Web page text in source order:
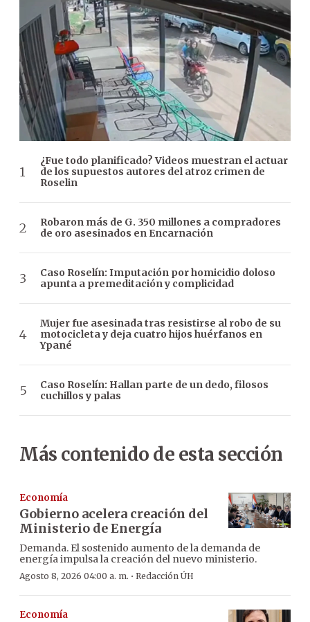
¿Fue todo planificado? Videos muestran el actuar
de los supuestos autores del atroz crimen de
Roselin
Robaron más de G. 350 millones a compradores
de oro asesinados en Encarnación
Caso Roselín: Imputación por homicidio doloso
apunta a premeditación y complicidad
Mujer fue asesinada tras resistirse al robo de su
motocicleta y deja cuatro hijos huérfanos en
Ypané
Caso Roselín: Hallan parte de un dedo, filosos
cuchillos y palas
Más contenido de esta sección
Economía
Gobierno acelera creación del
Ministerio de Energía
Demanda. El sostenido aumento de la demanda de
energía impulsa la creación del nuevo ministerio.
Agosto 8, 2026 04:00 a. m. · Redacción ÚH
Economía